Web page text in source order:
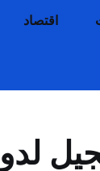
اقتصاد